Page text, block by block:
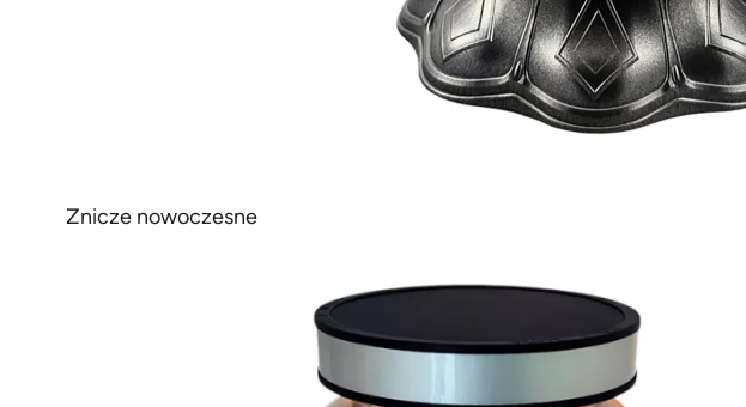
Znicze nowoczesne